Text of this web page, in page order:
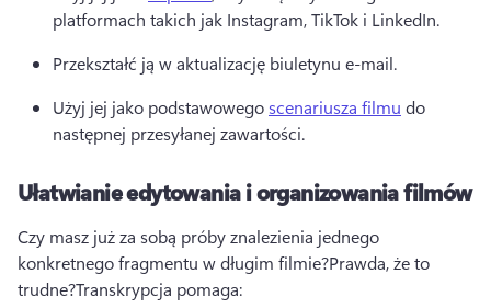
platformach takich jak Instagram, TikTok i LinkedIn.
Przekształć ją w aktualizację biuletynu e-mail.
Użyj jej jako podstawowego scenariusza filmu do
następnej przesyłanej zawartości.
Ułatwianie edytowania i organizowania filmów
Czy masz już za sobą próby znalezienia jednego
konkretnego fragmentu w długim filmie?Prawda, że to
trudne?Transkrypcja pomaga: